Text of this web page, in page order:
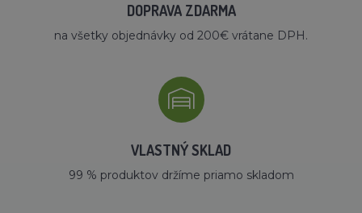
DOPRAVA ZDARMA
na všetky objednávky od 200€ vrátane DPH.
VLASTNÝ SKLAD
99 % produktov držíme priamo skladom